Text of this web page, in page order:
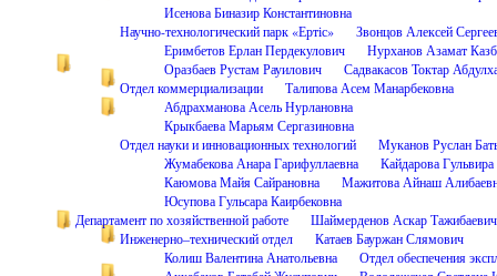
Исенова Биназир Константиновна
Научно-технологический парк «Ертіс»
Звонцов Алексей
Еримбетов Ерлан Пердекулович
Нурханов Азамат
Оразбаев Рустам Рауилович
Садвакасов Токтар
Отдел коммерциализации
Талипова Асем Манарбековна
Абдрахманова Асель Нурлановна
Крыкбаева Марьям Сергазиновна
Отдел науки и инновационных технологий
Муканов Руслан
Жумабекова Анара Гарифуллаевна
Кайдарова
Каюмова Майя Сайрановна
Мажитова Айнаш
Юсупова Гульсара Каирбековна
Департамент по хозяйственной работе
Шаймерденов Аскар Тажибаевич
Инженерно–технический отдел
Катаев Бауржан Слямович
Колиш Валентина Анатольевна
Отдел обеспечения